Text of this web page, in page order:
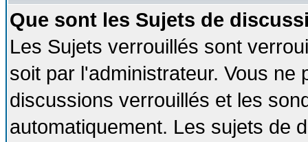
Que sont les Sujets de
Les Sujets verrouillés sont
soit par l'administrateur. Vous
discussions verrouillés et les
automatiquement. Les sujets de